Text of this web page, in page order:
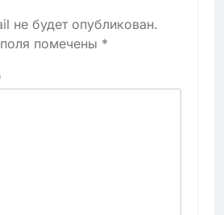
не будет опубликован.
помечены *